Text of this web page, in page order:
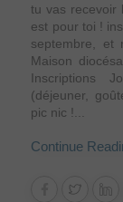
tu vas recevoir
est pour toi !
septembre,
Maison
Inscriptions
(déjeuner,
pic nic !...
Continue